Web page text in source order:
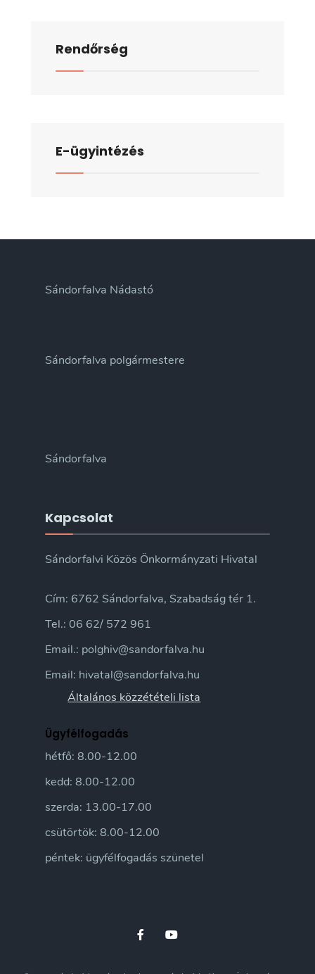
Rendőrség
E-ügyintézés
Sándorfalva Nádastó
Sándorfalva polgármestere
Sándorfalva
Kapcsolat
Sándorfalvi Közös Önkormányzati Hivatal
Cím: 6762 Sándorfalva, Szabadság tér 1.
Tel.: 06 62/ 572 961
Email.: polghiv@sandorfalva.hu
Email: hivatal@sandorfalva.hu
Általános közzétételi lista
Ügyfélfogadás
hétfő: 8.00-12.00
kedd: 8.00-12.00
szerda: 13.00-17.00
csütörtök: 8.00-12.00
péntek: ügyfélfogadás szünetel